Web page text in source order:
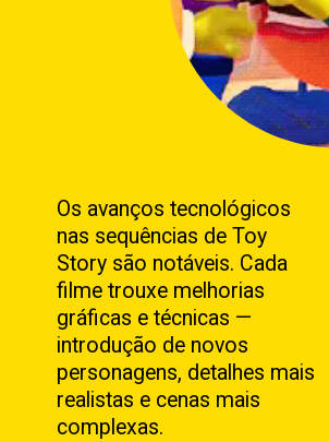
Os avanços tecnológicos
nas sequências de Toy
Story são notáveis. Cada
filme trouxe melhorias
gráficas e técnicas —
introdução de novos
personagens, detalhes mais
realistas e cenas mais
complexas.